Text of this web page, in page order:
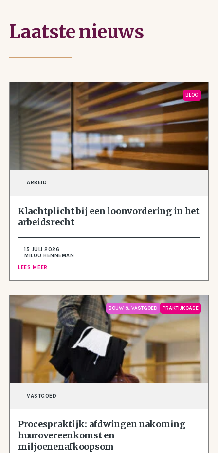
Laatste nieuws
BLOG
ARBEID
Klachtplicht bij een loonvordering in het
arbeidsrecht
15 JULI 2026
MILOU HENNEMAN
LEES MEER
BOUW & VASTGOED PRAKTIJKCASE
VASTGOED
Procespraktijk: afdwingen nakoming
huurovereenkomst en
miljoenenafkoopsom